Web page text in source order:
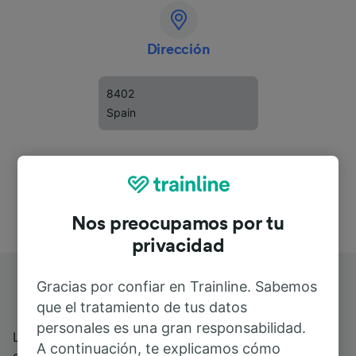
Dirección
8402
Spain
Estación de tren de Granollers Centro
La estación de tren de Granollers Centro (también
Nos preocupamos por tu
privacidad
Gracias por confiar en Trainline. Sabemos
que el tratamiento de tus datos
personales es una gran responsabilidad.
A continuación, te explicamos cómo